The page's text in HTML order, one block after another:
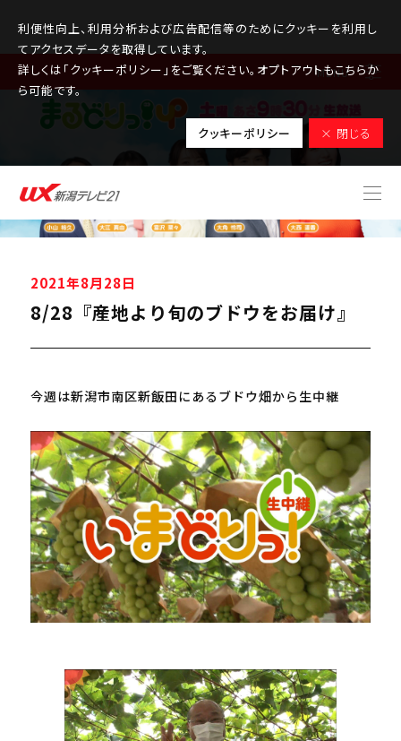
利便性向上、利用分析および広告配信等のためにクッキーを利用し
てアクセスデータを取得しています。
詳しくは「クッキーポリシー」をご覧ください。オプトアウトもこちらか
ら可能です。
クッキーポリシー × 閉じる
MENU
2021年8月28日
8/28『産地より旬のブドウをお届け』
今週は新潟市南区新飯田にあるブドウ畑から生中継